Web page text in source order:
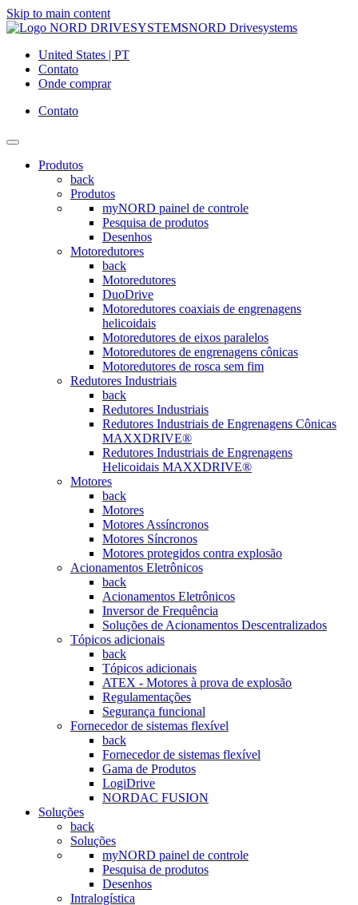
Skip to main content
NORD Drivesystems
United States | PT
Contato
Onde comprar
Contato
Produtos
back
Produtos
myNORD painel de controle
Pesquisa de produtos
Desenhos
Motoredutores
back
Motoredutores
DuoDrive
Motoredutores coaxiais de engrenagens
helicoidais
Motoredutores de eixos paralelos
Motoredutores de engrenagens cônicas
Motoredutores de rosca sem fim
Redutores Industriais
back
Redutores Industriais
Redutores Industriais de Engrenagens Cônicas
MAXXDRIVE®
Redutores Industriais de Engrenagens
Helicoidais MAXXDRIVE®
Motores
back
Motores
Motores Assíncronos
Motores Síncronos
Motores protegidos contra explosão
Acionamentos Eletrônicos
back
Acionamentos Eletrônicos
Inversor de Frequência
Soluções de Acionamentos Descentralizados
Tópicos adicionais
back
Tópicos adicionais
ATEX - Motores à prova de explosão
Regulamentações
Segurança funcional
Fornecedor de sistemas flexível
back
Fornecedor de sistemas flexível
Gama de Produtos
LogiDrive
NORDAC FUSION
Soluções
back
Soluções
myNORD painel de controle
Pesquisa de produtos
Desenhos
Intralogística